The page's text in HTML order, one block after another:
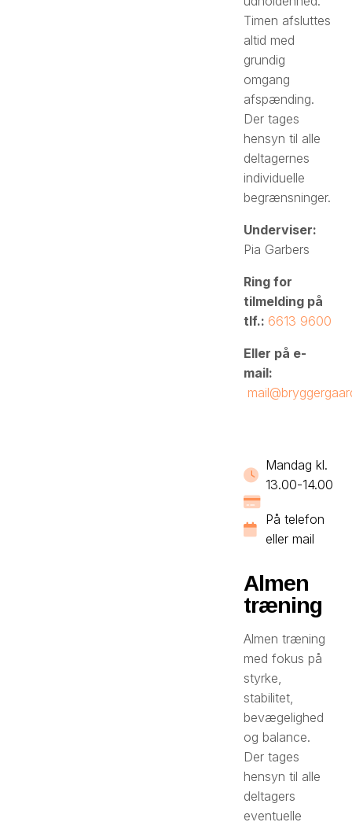
Timen afsluttes
altid med
grundig
omgang
afspænding.
Der tages
hensyn til alle
deltagernes
individuelle
begrænsninger.
Underviser:​
Pia Garbers
Ring for
tilmelding på
tlf.: 6613 9600
Eller på e-
mail:
Mandag kl.
13.00-14.00
På telefon
eller mail
Almen
træning
Almen træning
med fokus på
styrke,
stabilitet,
bevægelighed
og balance.
Der tages
hensyn til alle
deltagers
eventuelle